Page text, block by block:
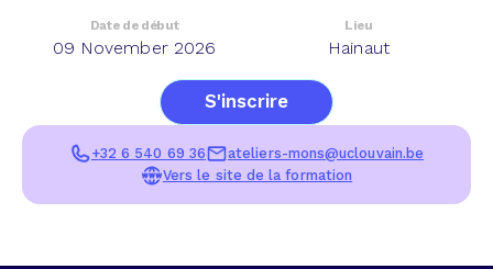
Date de début Lieu
09 November 2026 Hainaut
S'inscrire
+32 6 540 69 36
ateliers-mons@uclouvain.be
Vers le site de la formation